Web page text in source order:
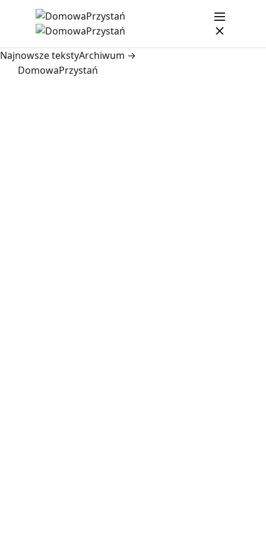
Najnowsze tekstyArchiwum →
DomowaPrzystań